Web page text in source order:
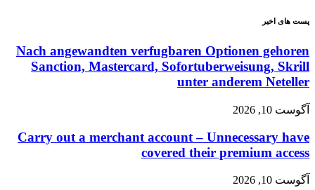
پست های اخیر
Nach angewandten verfugbaren Optionen gehoren
Sanction, Mastercard, Sofortuberweisung, Skrill
unter anderem Neteller
آگوست 10, 2026
Carry out a merchant account – Unnecessary have
covered their premium access
آگوست 10, 2026